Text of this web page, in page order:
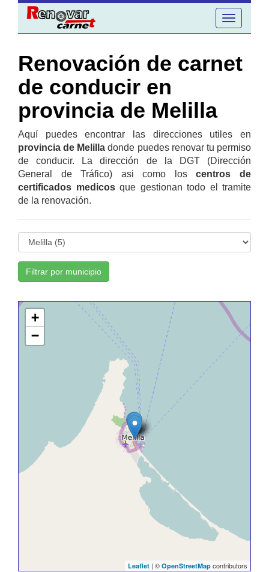
Toggle
navigation
Renovación de carnet
de conducir en
provincia de Melilla
Aquí puedes encontrar las direcciones utiles en
provincia de Melilla donde puedes renovar tu permiso
de conducir. La dirección de la DGT (Dirección
General de Tráfico) asi como loscentros de
certificados medicosque gestionan todo el tramite
de la renovación.
Filtrar por municipio
+
−
Leaflet | © OpenStreetMap contributors